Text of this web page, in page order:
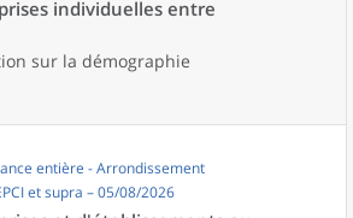
individuelles entre
sur la démographie
entière - Arrondissement
et supra – 05/08/2026